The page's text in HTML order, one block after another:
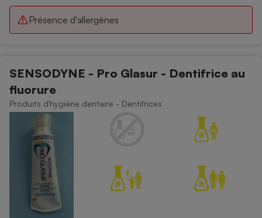
Présence d'allergènes
SENSODYNE - Pro Glasur - Dentifrice au
fluorure
Produits d'hygiène dentaire - Dentifrices